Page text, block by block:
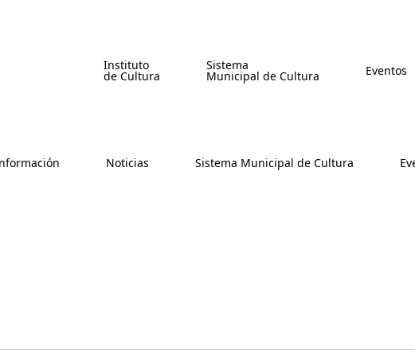
Instituto
de Cultura
Sistema
Municipal de Cultura Eventos
Noticias Sistema Municipal de Cultura